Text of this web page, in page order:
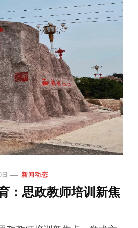
新闻动态
：思政教师培训新焦